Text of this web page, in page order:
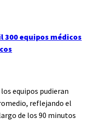
300 equipos médicos
equipos pudieran
reflejando el
de los 90 minutos